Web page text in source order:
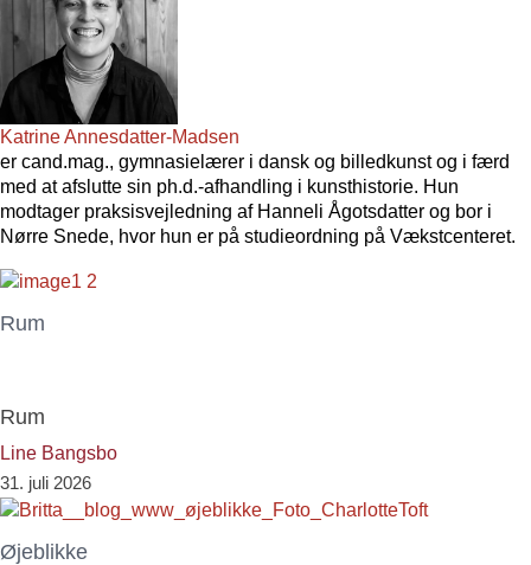
Katrine Annesdatter-Madsen
er cand.mag., gymnasielærer i dansk og billedkunst og i færd
med at afslutte sin ph.d.-afhandling i kunsthistorie. Hun
modtager praksisvejledning af Hanneli Ågotsdatter og bor i
Nørre Snede, hvor hun er på studieordning på Vækstcenteret.
Rum
Rum
Line Bangsbo
31. juli 2026
Øjeblikke